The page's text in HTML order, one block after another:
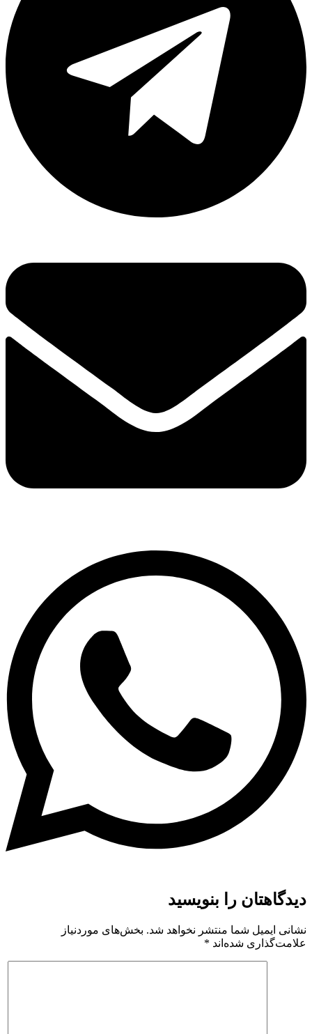
دیدگاهتان را بنویسید
نشانی ایمیل شما منتشر نخواهد شد. بخش‌های موردنیاز
علامت‌گذاری شده‌اند *